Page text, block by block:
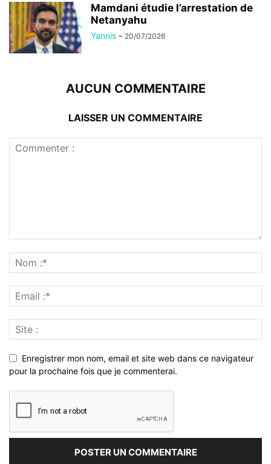
Mamdani étudie l’arrestation de
Netanyahu
Yannis - 20/07/2026
AUCUN COMMENTAIRE
LAISSER UN COMMENTAIRE
Enregistrer mon nom, email et site web dans ce navigateur
pour la prochaine fois que je commenterai.